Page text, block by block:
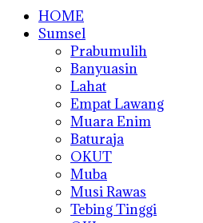
HOME
Sumsel
Prabumulih
Banyuasin
Lahat
Empat Lawang
Muara Enim
Baturaja
OKUT
Muba
Musi Rawas
Tebing Tinggi